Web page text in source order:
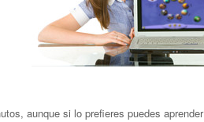
aunque si lo prefieres puedes aprender